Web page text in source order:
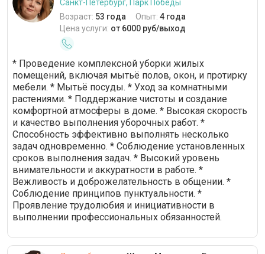
Санкт-Петербург, Парк Победы
Возраст: 53 года Опыт: 4 года
Цена услуги: от 6000 руб/выход
* Проведение комплексной уборки жилых
помещений, включая мытьё полов, окон, и протирку
мебели. * Мытьё посуды. * Уход за комнатными
растениями. * Поддержание чистоты и создание
комфортной атмосферы в доме. * Высокая скорость
и качество выполнения уборочных работ. *
Способность эффективно выполнять несколько
задач одновременно. * Соблюдение установленных
сроков выполнения задач. * Высокий уровень
внимательности и аккуратности в работе. *
Вежливость и доброжелательность в общении. *
Соблюдение принципов пунктуальности. *
Проявление трудолюбия и инициативности в
выполнении профессиональных обязанностей.